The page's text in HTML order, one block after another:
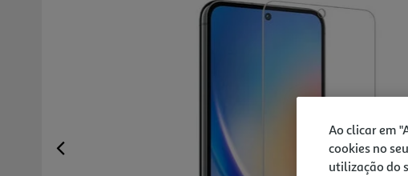
Previous
Ao clicar em
cookies no
utilização do